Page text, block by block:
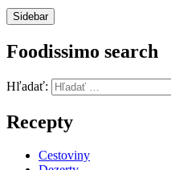
Sidebar
Foodissimo search
Hľadať:
Recepty
Cestoviny